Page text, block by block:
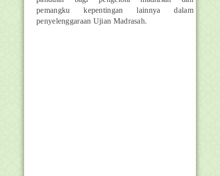
pemangku kepentingan lainnya dalam
penyelenggaraan Ujian Madrasah.